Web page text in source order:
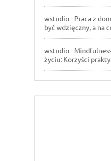
wstudio- Praca z
być wdzięczny, a na
wstudio-
życiu: Korzyści